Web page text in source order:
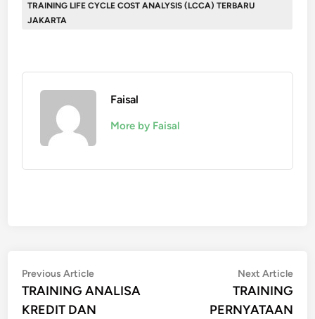
TRAINING LIFE CYCLE COST ANALYSIS (LCCA) TERBARU
JAKARTA
Faisal
More by Faisal
Post
navigation
Previous ArticlePrevious
article:
TRAINING ANALISA
KREDIT DAN
Next Article
TRAINING
PERNYATAAN